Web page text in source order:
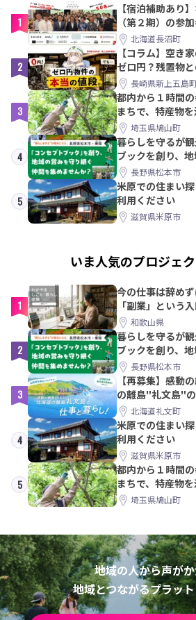
1
【宿泊補助あり
（第２期）の参
【8/21〆】
北海道長沼町
2
【コラム】空き
ゼロ円？残置物
教訓｜新上五島町
長崎県新上五島
3
都内から１時間
まちで、特産物
PRメンバー募集！
埼玉県鳩山町
4
暮らしを守るが
ブックを創り、
間を集めませんか
長野県松本市
5
米原での住まい
利用ください
滋賀県米原市
いま人気のプロジェ
1
今の仕事は辞め
「副業」という
和歌山県
2
暮らしを守るが
ブックを創り、
間を集めませんか
長野県松本市
3
【再募集】感動
の離島"礼文島"
北海道礼文町
4
米原での住まい
利用ください
滋賀県米原市
5
都内から１時間
まちで、特産物
PRメンバー募集！
埼玉県鳩山町
地域の人から声が
地域とつながるプラッ